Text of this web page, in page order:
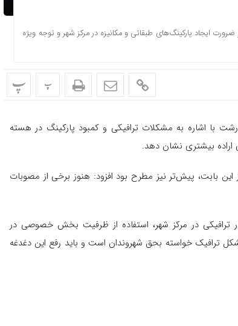
ایجاد پارکینگ‌های طبقاتی و مکانیزه در مرکز شهر و توجه ویژه
پ پ
با اشاره به مشکلات ترافیکی و کمبود پارکینگ در هسته
اراده بیشتری نشان دهد.
بابت، پیش‌تر نیز مطرح بود افزود: هنوز برخی از مصوبات
ترافیکی در مرکز شهر، استفاده از ظرفیت بخش خصوصی در
ترافیک خواسته بحق شهروندان است و باید رفع این دغدغه